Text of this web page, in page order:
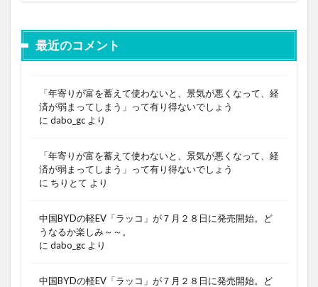
最近のコメント
「年寄りが富を蓄えて使わないと、景気が悪くなって、経
済が弱まってしまう」って有り得ないでしょう
に dabo_gc より
「年寄りが富を蓄えて使わないと、景気が悪くなって、経
済が弱まってしまう」って有り得ないでしょう
に ちりとて より
中国BYDの軽EV「ラッコ」が７月２８日に発売開始。ど
うなるか楽しみ～～。
に dabo_gc より
中国BYDの軽EV「ラッコ」が７月２８日に発売開始。ど